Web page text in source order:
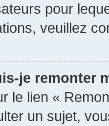
pour
veuillez
je remonter
le lien «
un sujet,